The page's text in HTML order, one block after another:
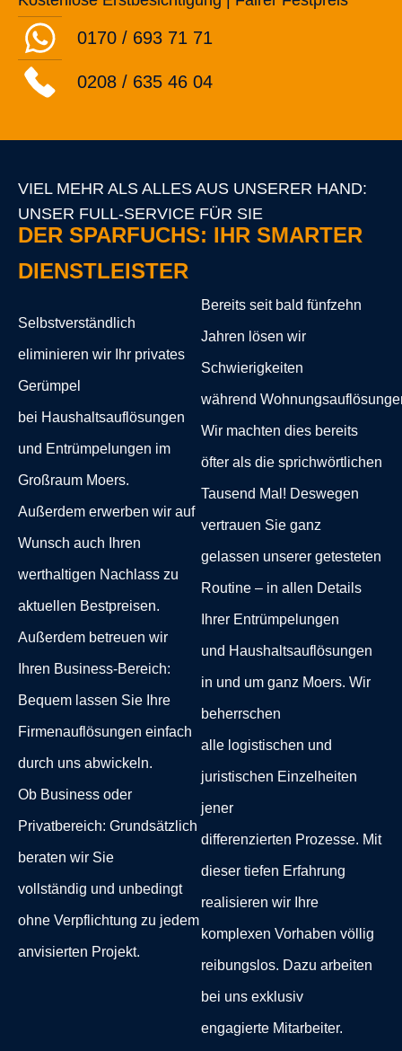
0170 / 693 71 71
0208 / 635 46 04
VIEL MEHR ALS ALLES AUS UNSERER HAND:
UNSER FULL-SERVICE FÜR SIE
DER SPARFUCHS: IHR SMARTER
DIENSTLEISTER
Selbstverständlich
eliminieren wir Ihr privates
Gerümpel
bei Haushaltsauflösungen
und Entrümpelungen im
Großraum Moers.
Außerdem erwerben wir auf
Wunsch auch Ihren
werthaltigen Nachlass zu
aktuellen Bestpreisen.
Außerdem betreuen wir
Ihren Business-Bereich:
Bequem lassen Sie Ihre
Firmenauflösungen einfach
durch uns abwickeln.
Ob Business oder
Privatbereich: Grundsätzlich
beraten wir Sie
vollständig und unbedingt
ohne Verpflichtung zu jedem
anvisierten Projekt.
Bereits seit bald fünfzehn
Jahren lösen wir
Schwierigkeiten
während
Wir machten dies bereits
öfter als die sprichwörtlichen
Tausend Mal! Deswegen
vertrauen Sie ganz
gelassen unserer getesteten
Routine – in allen Details
Ihrer Entrümpelungen
und Haushaltsauflösungen
in und um ganz Moers. Wir
beherrschen
alle logistischen und
juristischen Einzelheiten
jener
differenzierten Prozesse. Mit
dieser tiefen Erfahrung
realisieren wir Ihre
komplexen Vorhaben völlig
reibungslos. Dazu arbeiten
bei uns exklusiv
engagierte Mitarbeiter.